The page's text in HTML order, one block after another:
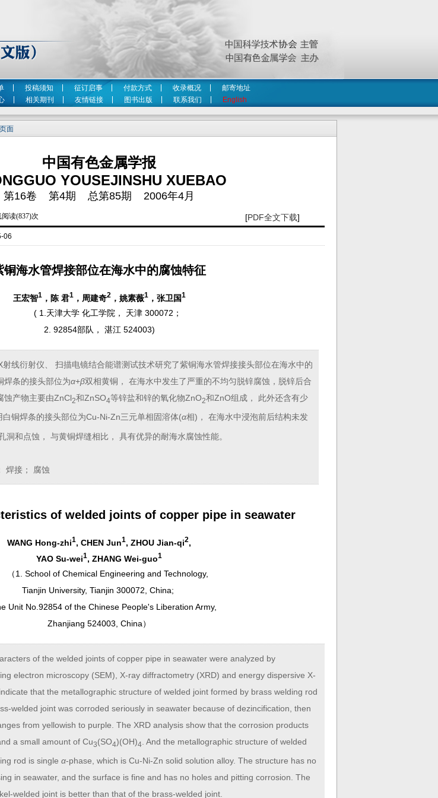
投稿须知 征订启事 付款方式 收录概况
邮寄地址
相关期刊 友情链接 图书出版 联系我们 English
面
中国有色金属学报
YOUSEJINSHU XUEBAO
第16卷 第4期 总第85期 2006年4月
[PDF全文下载]
06
铜海水管焊接部位在海水中的腐蚀特征
王宏智1，陈 君1，周建奇2，姚素薇1，张卫国1
(1.天津大学 化工学院， 天津 300072；
2. 92854部队， 湛江 524003)
射线衍射仪、 扫描电镜结合能谱测试技术研究了紫铜海水管焊接接头部位在海水中的
焊条的接头部位为α+β双相黄铜， 在海水中发生了严重的不均匀脱锌腐蚀，脱锌后合
蚀产物主要由ZnCl2和ZnSO4等锌盐和锌的氧化物ZnO2和ZnO组成， 此外还含有少
白铜焊条的接头部位为Cu-Ni-Zn三元单相固溶体(α相)， 在海水中浸泡前后结构未发
洞和点蚀， 与黄铜焊缝相比， 具有优异的耐海水腐蚀性能。
焊接； 腐蚀
of welded joints of copper pipe in seawater
WANG Hong-zhi1, CHEN Jun1, ZHOU Jian-qi2,
YAO Su-wei1, ZHANG Wei-guo1
（1. School of Chemical Engineering and Technology,
Tianjin University, Tianjin 300072, China;
Unit No.92854 of the Chinese People's Liberation Army,
Zhanjiang 524003, China）
of the welded joints of copper pipe in seawater were analyzed by
electron microscopy (SEM), X-ray diffractometry (XRD) and energy dispersive X-
that the metallographic structure of welded joint formed by brass welding rod
welded joint was corroded seriously in seawater because of dezincification, then
from yellowish to purple. The XRD analysis show that the corrosion products
a small amount of Cu3(SO4)(OH)4 . And the metallographic structure of welded
rod is single α-phase, which is Cu-Ni-Zn solid solution alloy. The structure has no
in seawater, and the surface is fine and has no holes and pitting corrosion. The
welded joint is better than that of the brass-welded joint.